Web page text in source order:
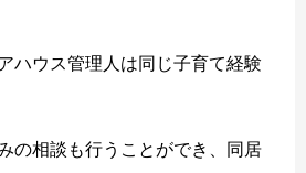
ハウス管理人は同じ子育て経験
の相談も行うことができ、同居